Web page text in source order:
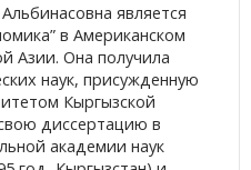
является
в Американском
Азии. Она получила
наук, присужденную
Кыргызской
диссертацию в
академии наук